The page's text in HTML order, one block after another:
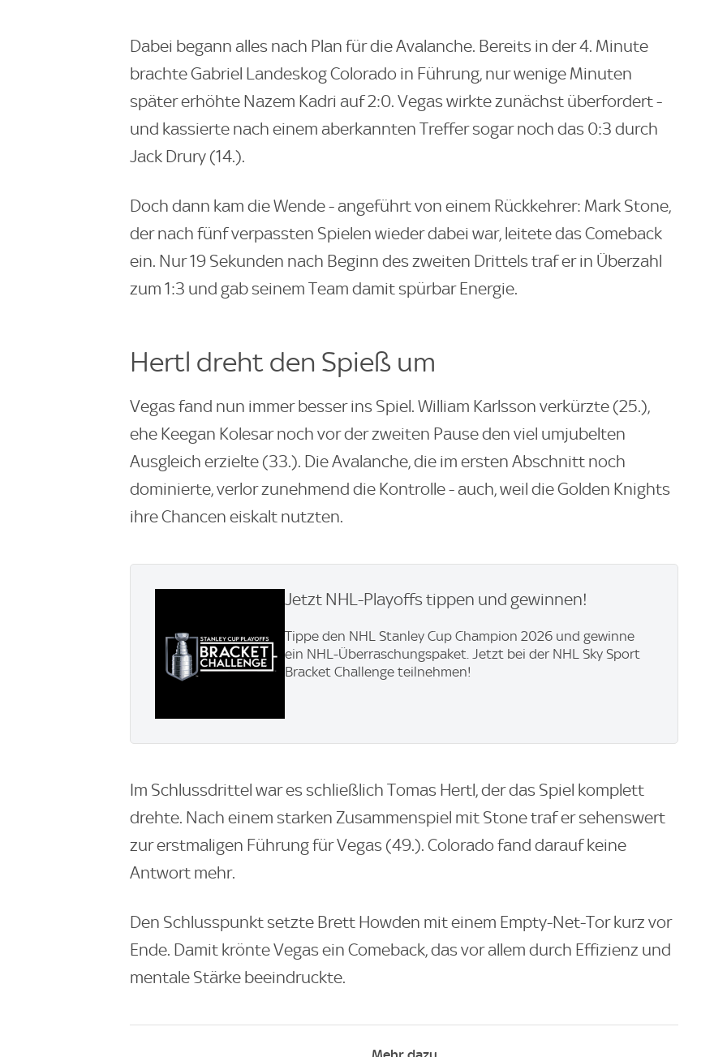
Dabei begann alles nach Plan für die Avalanche. Bereits in der 4. Minute
brachte Gabriel Landeskog Colorado in Führung, nur wenige Minuten
später erhöhte Nazem Kadri auf 2:0. Vegas wirkte zunächst überfordert -
und kassierte nach einem aberkannten Treffer sogar noch das 0:3 durch
Jack Drury (14.).
Doch dann kam die Wende - angeführt von einem Rückkehrer: Mark Stone,
der nach fünf verpassten Spielen wieder dabei war, leitete das Comeback
ein. Nur 19 Sekunden nach Beginn des zweiten Drittels traf er in Überzahl
zum 1:3 und gab seinem Team damit spürbar Energie.
Hertl dreht den Spieß um
Vegas fand nun immer besser ins Spiel. William Karlsson verkürzte (25.),
ehe Keegan Kolesar noch vor der zweiten Pause den viel umjubelten
Ausgleich erzielte (33.). Die Avalanche, die im ersten Abschnitt noch
dominierte, verlor zunehmend die Kontrolle - auch, weil die Golden Knights
ihre Chancen eiskalt nutzten.
Jetzt NHL-Playoffs tippen und gewinnen!
Tippe den NHL Stanley Cup Champion 2026 und gewinne
ein NHL-Überraschungspaket. Jetzt bei der NHL Sky Sport
Bracket Challenge teilnehmen!
Im Schlussdrittel war es schließlich Tomas Hertl, der das Spiel komplett
drehte. Nach einem starken Zusammenspiel mit Stone traf er sehenswert
zur erstmaligen Führung für Vegas (49.). Colorado fand darauf keine
Antwort mehr.
Den Schlusspunkt setzte Brett Howden mit einem Empty-Net-Tor kurz vor
Ende. Damit krönte Vegas ein Comeback, das vor allem durch Effizienz und
mentale Stärke beeindruckte.